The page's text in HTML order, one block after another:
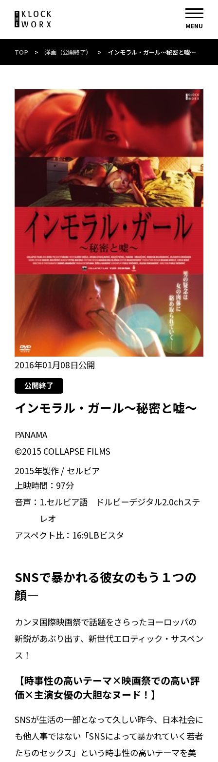
TOP > 洋画（公開終了） > インモラル・ガール～秘密と嘘～
2016年01月08日公開
公開終了
インモラル・ガール～秘密と嘘～
PANAMA
©2015 COLLAPSE FILMS
2015年製作
セルビア
上映時間： 97分
音声： 1.セルビア語 ドルビーデジタル2.0chステ
レオ
アスペクト比： 16:9LBビスタ
SNSで暴かれる彼女のもう１つの
顔―
カンヌ国際映画祭で話題をさらったヨーロッパの
新鋭があぶり出す、新世代エロティック・サスペン
ス！
【時事性の高いテーマ×映画祭での高い評
価×主演女優の大胆なヌード！】
SNSが生活の一部となって久しい昨今、日本社会に
も他人事ではない「SNSによって暴かれていく若者
たちのセックス」という時事性の高いテーマを美